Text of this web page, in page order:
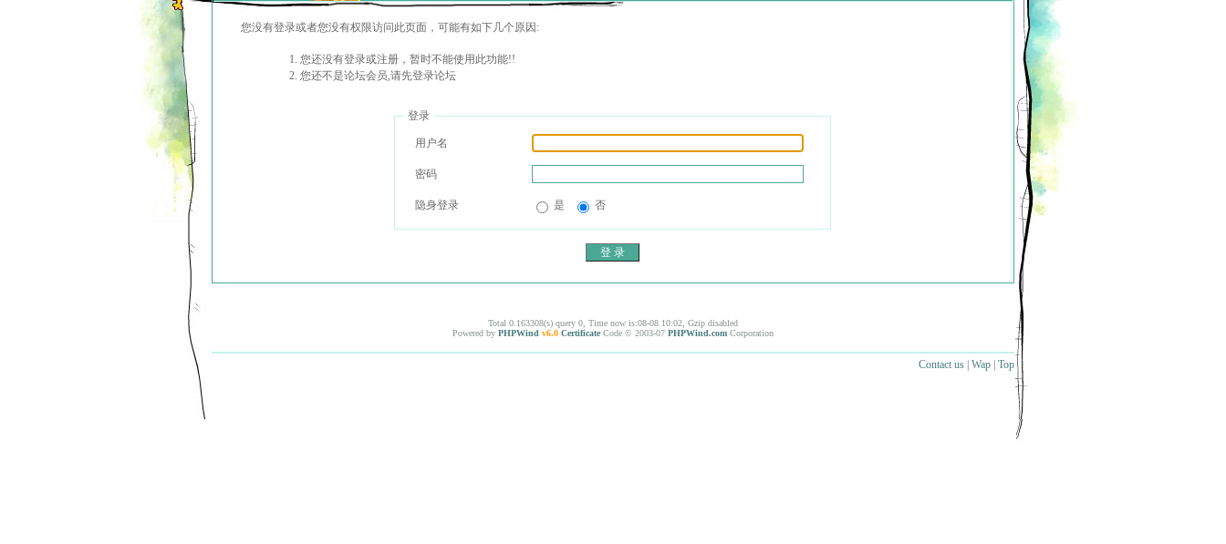
您没有登录或者您没有权限访问此页面，可能有如下几个原因:
您还没有登录或注册，暂时不能使用此功能!!
您还不是论坛会员,请先登录论坛
登录
用户名
密码
隐身登录 是 否
Total 0.163308(s) query 0, Time now is:08-08 10:02, Gzip disabled
Powered by PHPWind v6.0 Certificate Code © 2003-07 PHPWind.com Corporation
Contact us | Wap | Top